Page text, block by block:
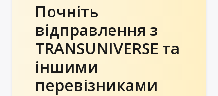
Почніть
відправлення з
TRANSUNIVERSE та
іншими
перевізниками